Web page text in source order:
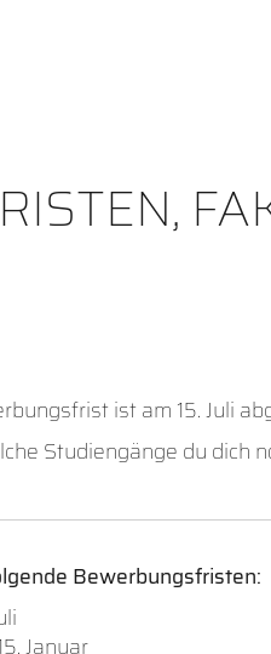
ist am 15. Juli
Studiengänge du
Bewerbungsfristen:
Januar